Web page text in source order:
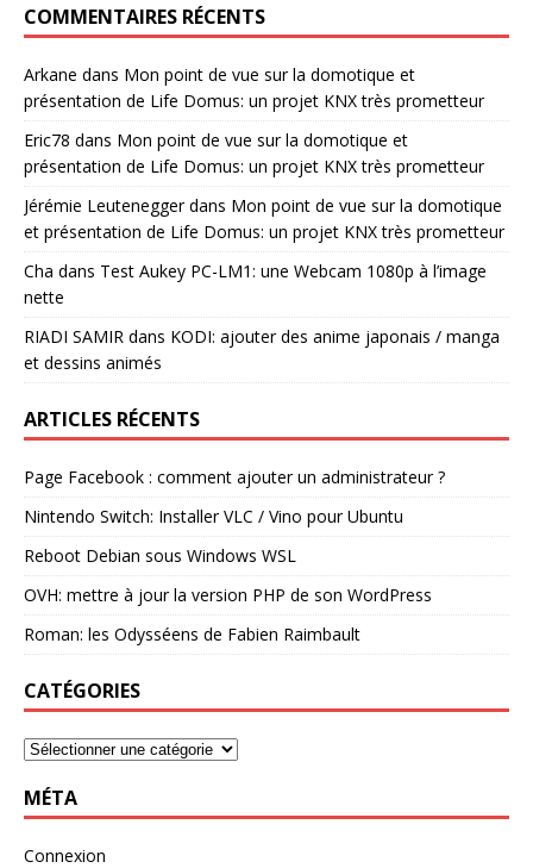
COMMENTAIRES RÉCENTS
Arkane dans Mon point de vue sur la domotique et
présentation de Life Domus: un projet KNX très prometteur
Eric78 dans Mon point de vue sur la domotique et
présentation de Life Domus: un projet KNX très prometteur
Jérémie Leuteneggerdans Mon point de vue sur la domotique
et présentation de Life Domus: un projet KNX très prometteur
Cha dans Test Aukey PC-LM1: une Webcam 1080p à l’image
nette
RIADI SAMIR dans KODI: ajouter des anime japonais / manga
et dessins animés
ARTICLES RÉCENTS
Page Facebook : comment ajouter un administrateur ?
Nintendo Switch: Installer VLC / Vino pour Ubuntu
Reboot Debian sous Windows WSL
OVH: mettre à jour la version PHP de son WordPress
Roman: les Odysséens de Fabien Raimbault
CATÉGORIES
MÉTA
Connexion